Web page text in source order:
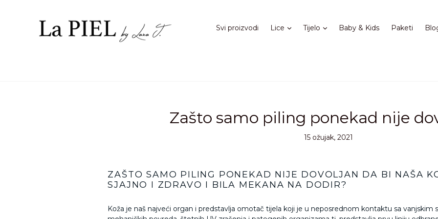
Svi proizvodi Lice ProširiTijelo ProširiBaby & Kids Paketi
Zašto samo piling ponekad nije
15 ožujak, 2021
ZAŠTO SAMO PILING PONEKAD NIJE DOVOLJAN DA BI NAŠA
SJAJNO I ZDRAVO I BILA MEKANA NA DODIR?
Koža je naš najveći organ i predstavlja omotač tijela koji je u neposrednom kontaktu sa vanjskim